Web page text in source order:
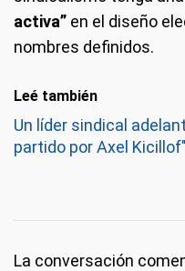
activa” en el diseño
nombres definidos.
Leé también
Un líder sindical
partido por Axel Kicillof"
La conversación